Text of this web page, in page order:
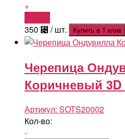
+
350 ⃄ / шт. Купить в 1 клик
Черепица
Коричневый 3D
Артикул: SOTS20002
Кол-во:
-